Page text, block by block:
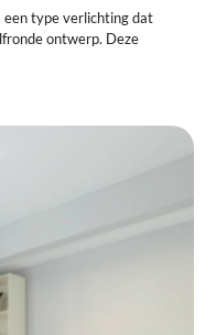
een type verlichting dat
ontwerp. Deze